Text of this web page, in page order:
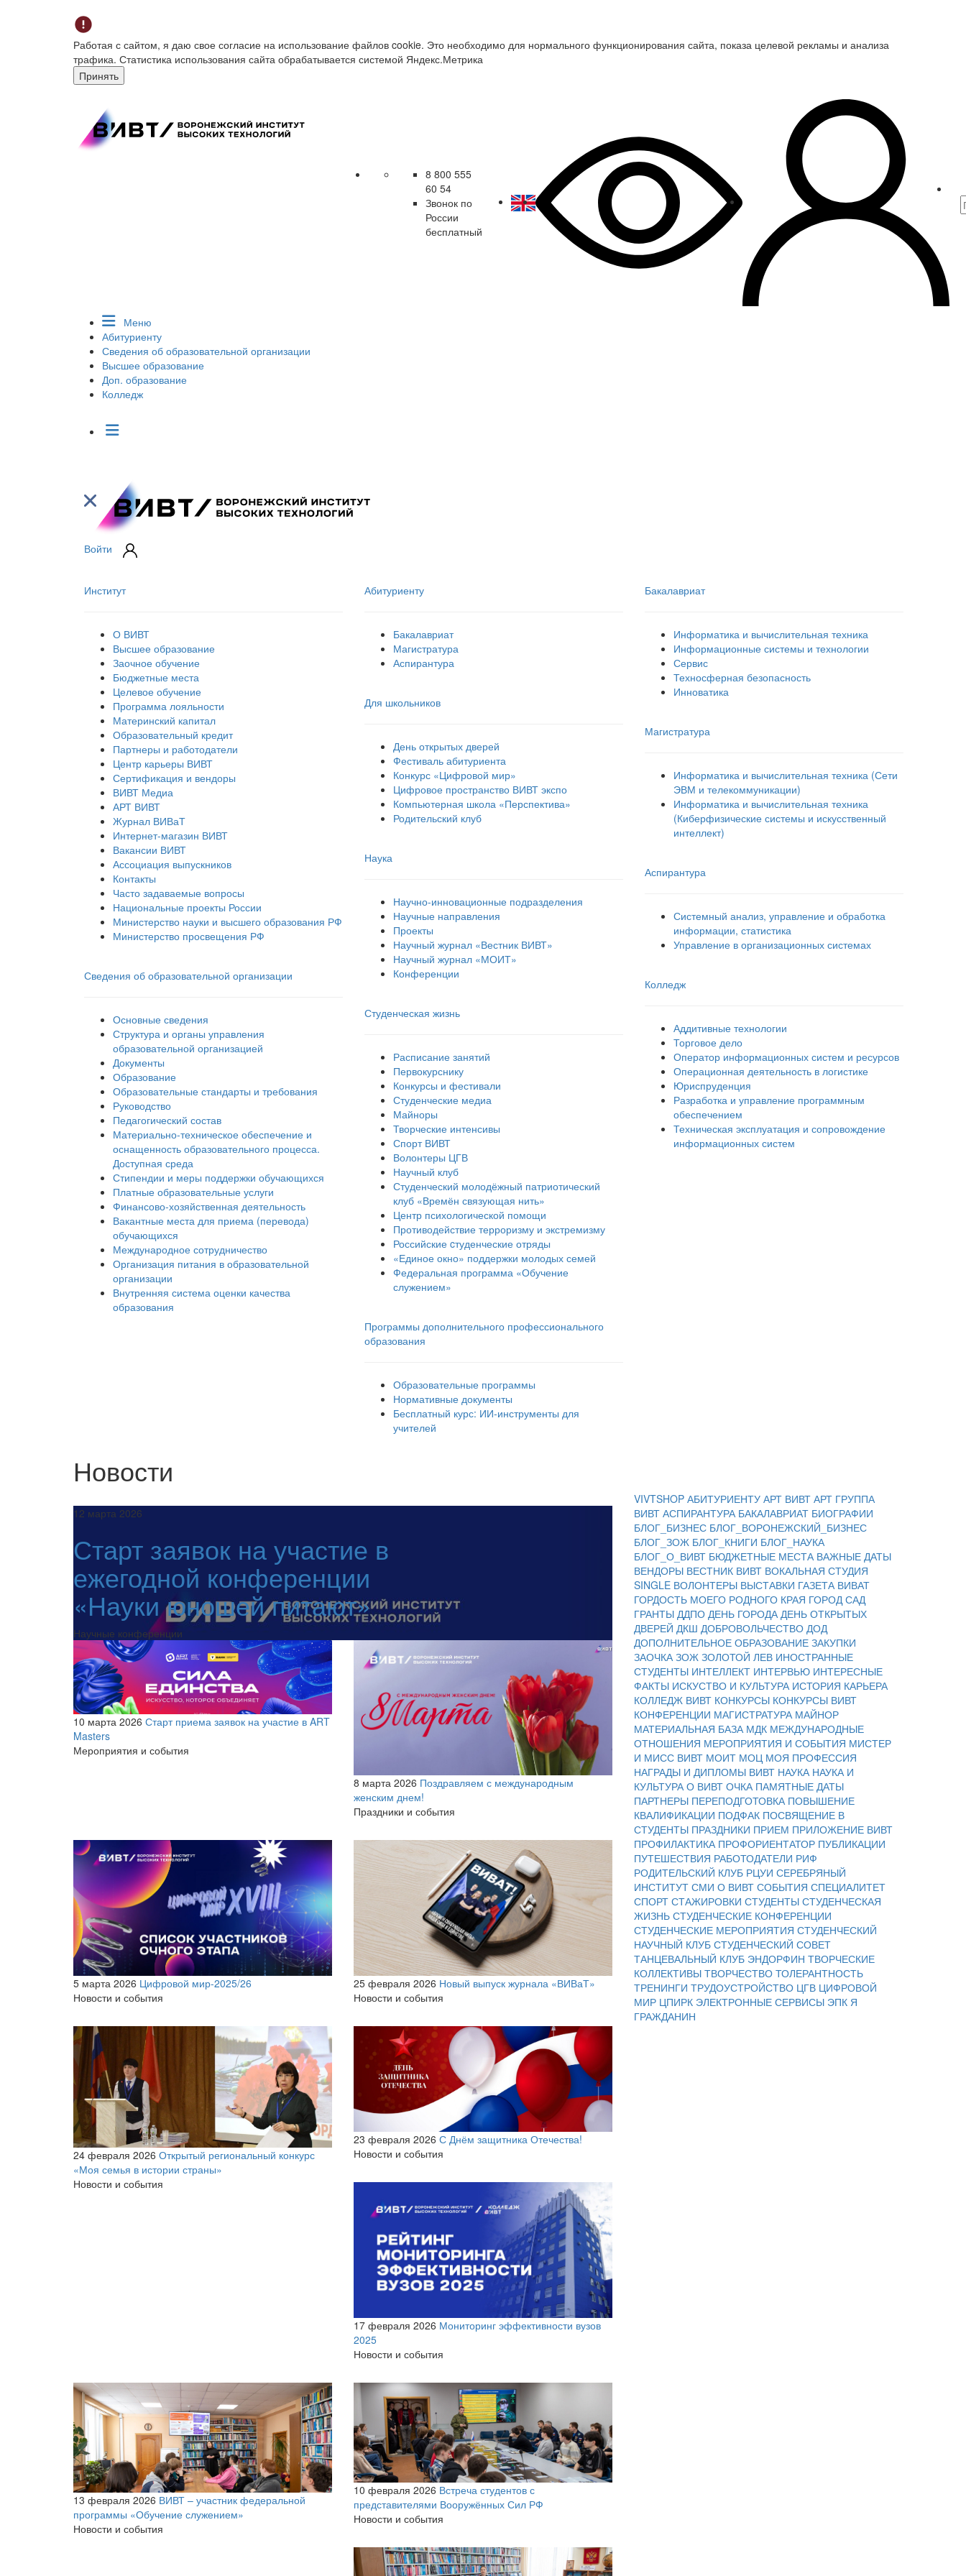
Работая с сайтом, я даю свое согласие на использование файлов cookie. Это необходимо для нормального функционирования сайта, показа целевой рекламы и анализа
трафика. Статистика использования сайта обрабатывается системой Яндекс.Метрика
Принять
8 800 555
60 54
Звонок по
России
бесплатный
Меню
Абитуриенту
Сведения об образовательной организации
Высшее образование
Доп. образование
Колледж
Войти
Институт
О ВИВТ
Высшее образование
Заочное обучение
Бюджетные места
Целевое обучение
Программа лояльности
Материнский капитал
Образовательный кредит
Партнеры и работодатели
Центр карьеры ВИВТ
Сертификация и вендоры
ВИВТ Медиа
АРТ ВИВТ
Журнал ВИВаТ
Интернет-магазин ВИВТ
Вакансии ВИВТ
Ассоциация выпускников
Контакты
Часто задаваемые вопросы
Национальные проекты России
Министерство науки и высшего образования РФ
Министерство просвещения РФ
Сведения об образовательной организации
Основные сведения
Структура и органы управления
образовательной организацией
Документы
Образование
Образовательные стандарты и требования
Руководство
Педагогический состав
Материально-техническое обеспечение и
оснащенность образовательного процесса.
Доступная среда
Стипендии и меры поддержки обучающихся
Платные образовательные услуги
Финансово-хозяйственная деятельность
Вакантные места для приема (перевода)
обучающихся
Международное сотрудничество
Организация питания в образовательной
организации
Внутренняя система оценки качества
образования
Абитуриенту
Бакалавриат
Магистратура
Аспирантура
Для школьников
День открытых дверей
Фестиваль абитуриента
Конкурс «Цифровой мир»
Цифровое пространство ВИВТ экспо
Компьютерная школа «Перспектива»
Родительский клуб
Наука
Научно-инновационные подразделения
Научные направления
Проекты
Научный журнал «Вестник ВИВТ»
Научный журнал «МОИТ»
Конференции
Студенческая жизнь
Расписание занятий
Первокурснику
Конкурсы и фестивали
Студенческие медиа
Майноры
Творческие интенсивы
Спорт ВИВТ
Волонтеры ЦГВ
Научный клуб
Студенческий молодёжный патриотический
клуб «Времён связующая нить»
Центр психологической помощи
Противодействие терроризму и экстремизму
Российские cтуденческие отряды
«Единое окно» поддержки молодых семей
Федеральная программа «Обучение
служением»
Программы дополнительного профессионального
образования
Образовательные программы
Нормативные документы
Бесплатный курс: ИИ‑инструменты для
учителей
Бакалавриат
Информатика и вычислительная техника
Информационные системы и технологии
Сервис
Техносферная безопасность
Инноватика
Магистратура
Информатика и вычислительная техника (Сети
ЭВМ и телекоммуникации)
Информатика и вычислительная техника
(Киберфизические системы и искусственный
интеллект)
Аспирантура
Системный анализ, управление и обработка
информации, статистика
Управление в организационных системах
Колледж
Аддитивные технологии
Торговое дело
Оператор информационных систем и ресурсов
Операционная деятельность в логистике
Юриспруденция
Разработка и управление программным
обеспечением
Техническая эксплуатация и сопровождение
информационных систем
Новости
12 марта 2026
Старт заявок на участие в
ежегодной конференции
«Науки юношей питают»
Научные конференции
10 марта 2026 Старт приема заявок на участие в ART
Masters
Мероприятия и события
8 марта 2026 Поздравляем с международным
женским днем!
Праздники и события
5 марта 2026 Цифровой мир-2025/26
Новости и события
25 февраля 2026 Новый выпуск журнала «ВИВаТ»
Новости и события
24 февраля 2026 Открытый региональный конкурс
«Моя семья в истории страны»
Новости и события
23 февраля 2026 С Днём защитника Отечества!
Новости и события
17 февраля 2026 Мониторинг эффективности вузов
2025
Новости и события
13 февраля 2026 ВИВТ – участник федеральной
программы «Обучение служением»
Новости и события
10 февраля 2026 Встреча студентов с
представителями Вооружённых Сил РФ
Новости и события
VIVTSHOP АБИТУРИЕНТУ АРТ ВИВТ АРТ ГРУППА
ВИВТ АСПИРАНТУРА БАКАЛАВРИАТ БИОГРАФИИ
БЛОГ_БИЗНЕС БЛОГ_ВОРОНЕЖСКИЙ_БИЗНЕС
БЛОГ_ЗОЖ БЛОГ_КНИГИ БЛОГ_НАУКА
БЛОГ_О_ВИВТ БЮДЖЕТНЫЕ МЕСТА ВАЖНЫЕ ДАТЫ
ВЕНДОРЫ ВЕСТНИК ВИВТ ВОКАЛЬНАЯ СТУДИЯ
SINGLE ВОЛОНТЕРЫ ВЫСТАВКИ ГАЗЕТА ВИВАТ
ГОРДОСТЬ МОЕГО РОДНОГО КРАЯ ГОРОД САД
ГРАНТЫ ДДПО ДЕНЬ ГОРОДА ДЕНЬ ОТКРЫТЫХ
ДВЕРЕЙ ДКШ ДОБРОВОЛЬЧЕСТВО ДОД
ДОПОЛНИТЕЛЬНОЕ ОБРАЗОВАНИЕ ЗАКУПКИ
ЗАОЧКА ЗОЖ ЗОЛОТОЙ ЛЕВ ИНОСТРАННЫЕ
СТУДЕНТЫ ИНТЕЛЛЕКТ ИНТЕРВЬЮ ИНТЕРЕСНЫЕ
ФАКТЫ ИСКУСТВО И КУЛЬТУРА ИСТОРИЯ КАРЬЕРА
КОЛЛЕДЖ ВИВТ КОНКУРСЫ КОНКУРСЫ ВИВТ
КОНФЕРЕНЦИИ МАГИСТРАТУРА МАЙНОР
МАТЕРИАЛЬНАЯ БАЗА МДК МЕЖДУНАРОДНЫЕ
ОТНОШЕНИЯ МЕРОПРИЯТИЯ И СОБЫТИЯ МИСТЕР
И МИСС ВИВТ МОИТ МОЦ МОЯ ПРОФЕССИЯ
НАГРАДЫ И ДИПЛОМЫ ВИВТ НАУКА НАУКА И
КУЛЬТУРА О ВИВТ ОЧКА ПАМЯТНЫЕ ДАТЫ
ПАРТНЕРЫ ПЕРЕПОДГОТОВКА ПОВЫШЕНИЕ
КВАЛИФИКАЦИИ ПОДФАК ПОСВЯЩЕНИЕ В
СТУДЕНТЫ ПРАЗДНИКИ ПРИЕМ ПРИЛОЖЕНИЕ ВИВТ
ПРОФИЛАКТИКА ПРОФОРИЕНТАТОР ПУБЛИКАЦИИ
ПУТЕШЕСТВИЯ РАБОТОДАТЕЛИ РИФ
РОДИТЕЛЬСКИЙ КЛУБ РЦУИ СЕРЕБРЯНЫЙ
ИНСТИТУТ СМИ О ВИВТ СОБЫТИЯ СПЕЦИАЛИТЕТ
СПОРТ СТАЖИРОВКИ СТУДЕНТЫ СТУДЕНЧЕСКАЯ
ЖИЗНЬ СТУДЕНЧЕСКИЕ КОНФЕРЕНЦИИ
СТУДЕНЧЕСКИЕ МЕРОПРИЯТИЯ СТУДЕНЧЕСКИЙ
НАУЧНЫЙ КЛУБ СТУДЕНЧЕСКИЙ СОВЕТ
ТАНЦЕВАЛЬНЫЙ КЛУБ ЭНДОРФИН ТВОРЧЕСКИЕ
КОЛЛЕКТИВЫ ТВОРЧЕСТВО ТОЛЕРАНТНОСТЬ
ТРЕНИНГИ ТРУДОУСТРОЙСТВО ЦГВ ЦИФРОВОЙ
МИР ЦПИРК ЭЛЕКТРОННЫЕ СЕРВИСЫ ЭПК Я
ГРАЖДАНИН